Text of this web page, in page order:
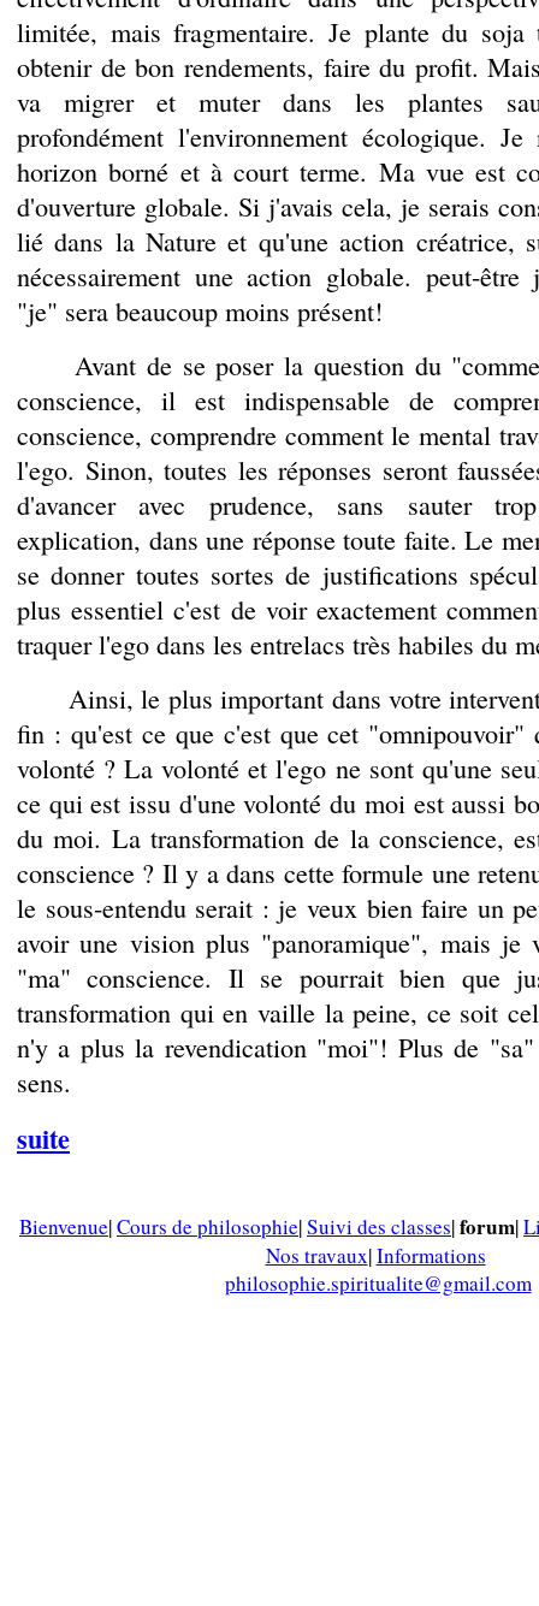
limitée, mais fragmentaire. Je plante du soja
obtenir de bon rendements, faire du profit.
va migrer et muter dans les plantes
profondément l'environnement écologique.
horizon borné et à court terme. Ma vue est
d'ouverture globale. Si j'avais cela, je serais
lié dans la Nature et qu'une action créatrice,
nécessairement une action globale. peut-être
"je" sera beaucoup moins présent!
Avant de se poser la question du
conscience, il est indispensable de
conscience, comprendre comment le mental
l'ego. Sinon, toutes les réponses seront
d'avancer avec prudence, sans sauter
explication, dans une réponse toute faite. Le
se donner toutes sortes de justifications
plus essentiel c'est de voir exactement
traquer l'ego dans les entrelacs très habiles du
Ainsi, le plus important dans votre
fin : qu'est ce que c'est que cet "omnipouvoir"
volonté ? La volonté et l'ego ne sont qu'une
ce qui est issu d'une volonté du moi est aussi
du moi. La transformation de la conscience,
conscience ? Il y a dans cette formule une
le sous-entendu serait : je veux bien faire un
avoir une vision plus "panoramique", mais je
"ma" conscience. Il se pourrait bien que
transformation qui en vaille la peine, ce soit
n'y a plus la revendication "moi"! Plus de "sa"
sens.
suite
Bienvenue|Cours de philosophie|Suivi des classes|forum|
Nos travaux|Informations
philosophie.spiritualite@gmail.com